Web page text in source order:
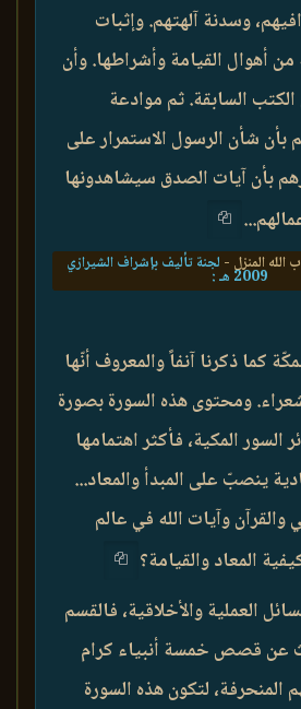
وسدنة آلهتهم. وإثبات
أهوال القيامة وأشراطها. وأن
السابقة. ثم موادعة
بأن شأن الرسول الاستمرار على
بأن آيات الصدق سيشاهدونها
المنزل - لجنة تأليف بإشراف الشيرازي
2009 هـ :
كما ذكرنا آنفاً والمعروف أنّها
ومحتوى هذه السورة بصورة
المكية، فأكثر اهتمامها
ينصبّ على المبدأ والمعاد...
وآيات الله في عالم
المعاد والقيامة؟
العملية والأخلاقية، فالقسم
عن قصص خمسة أنبياء كرام
المنحرفة، لتكون هذه السورة